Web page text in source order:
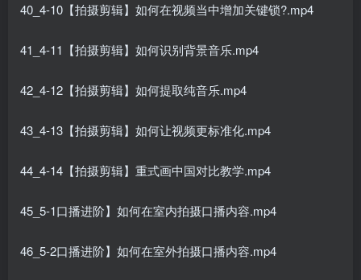
40_4-10【拍摄剪辑】如何在视频当中增加关键锁?.mp4
41_4-11【拍摄剪辑】如何识别背景音乐.mp4
42_4-12【拍摄剪辑】如何提取纯音乐.mp4
43_4-13【拍摄剪辑】如何让视频更标准化.mp4
44_4-14【拍摄剪辑】重式画中国对比教学.mp4
45_5-1口播进阶】如何在室内拍摄口播内容.mp4
46_5-2口播进阶】如何在室外拍摄口播内容.mp4